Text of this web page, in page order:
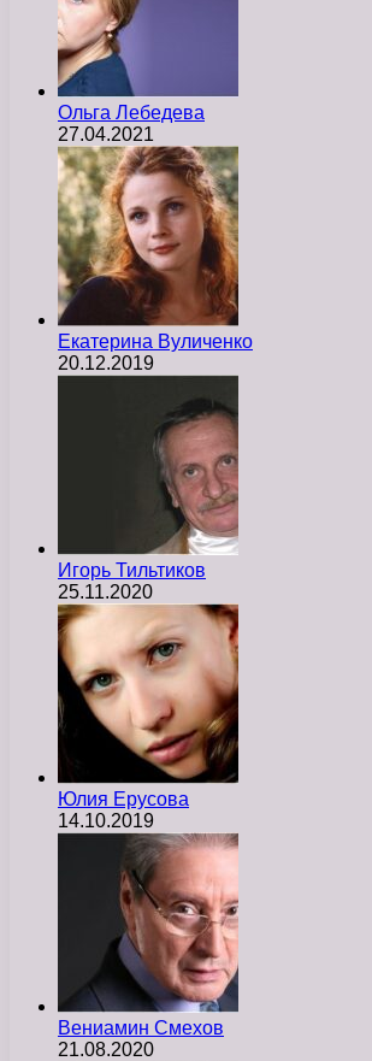
Ольга Лебедева
27.04.2021
Екатерина Вуличенко
20.12.2019
Игорь Тильтиков
25.11.2020
Юлия Ерусова
14.10.2019
Вениамин Смехов
21.08.2020